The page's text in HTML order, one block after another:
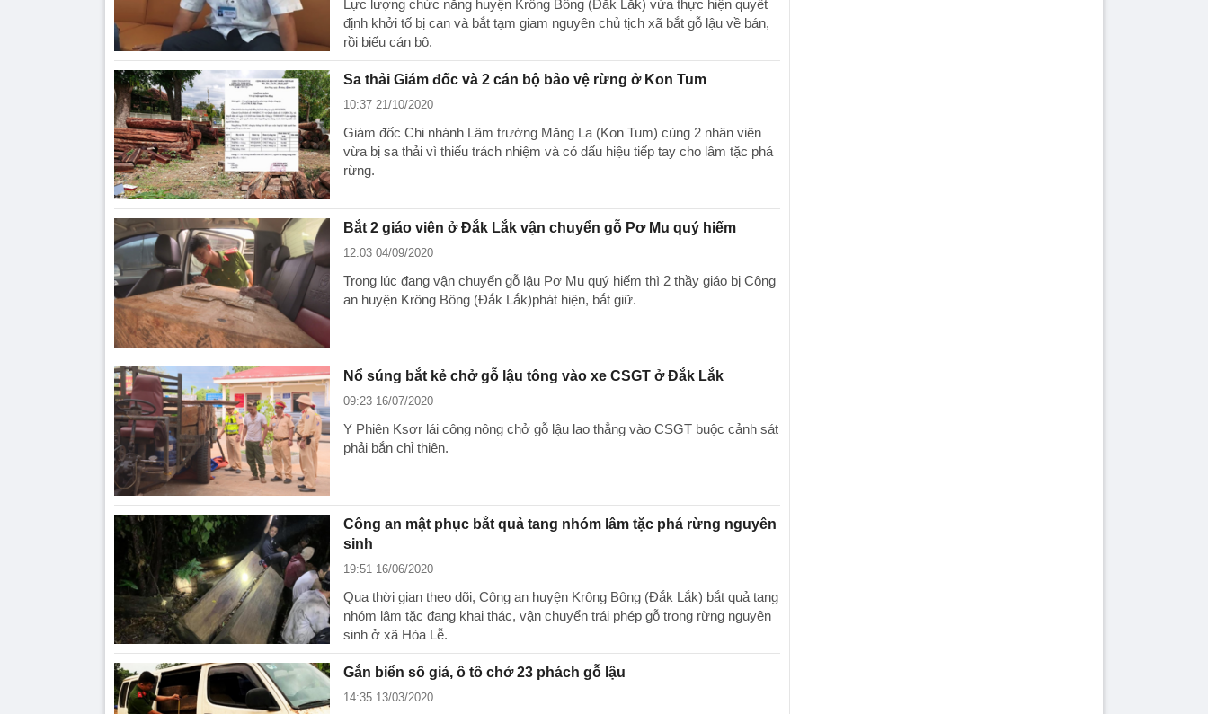
Lực lượng chức năng huyện Krông Bông (Đắk Lắk) vừa thực hiện quyết
định khởi tố bị can và bắt tạm giam nguyên chủ tịch xã bắt gỗ lậu về bán,
rồi biếu cán bộ.
Sa thải Giám đốc và 2 cán bộ bảo vệ rừng ở Kon Tum
10:37 21/10/2020
Giám đốc Chi nhánh Lâm trường Măng La (Kon Tum) cùng 2 nhân viên
vừa bị sa thải vì thiếu trách nhiệm và có dấu hiệu tiếp tay cho lâm tặc phá
rừng.
Bắt 2 giáo viên ở Đắk Lắk vận chuyển gỗ Pơ Mu quý hiếm
12:03 04/09/2020
Trong lúc đang vận chuyển gỗ lậu Pơ Mu quý hiếm thì 2 thầy giáo bị Công
an huyện Krông Bông (Đắk Lắk)phát hiện, bắt giữ.
Nổ súng bắt kẻ chở gỗ lậu tông vào xe CSGT ở Đắk Lắk
09:23 16/07/2020
Y Phiên Ksơr lái công nông chở gỗ lậu lao thẳng vào CSGT buộc cảnh sát
phải bắn chỉ thiên.
Công an mật phục bắt quả tang nhóm lâm tặc phá rừng nguyên
sinh
19:51 16/06/2020
Qua thời gian theo dõi, Công an huyện Krông Bông (Đắk Lắk) bắt quả tang
nhóm lâm tặc đang khai thác, vận chuyển trái phép gỗ trong rừng nguyên
sinh ở xã Hòa Lễ.
Gắn biển số giả, ô tô chở 23 phách gỗ lậu
14:35 13/03/2020